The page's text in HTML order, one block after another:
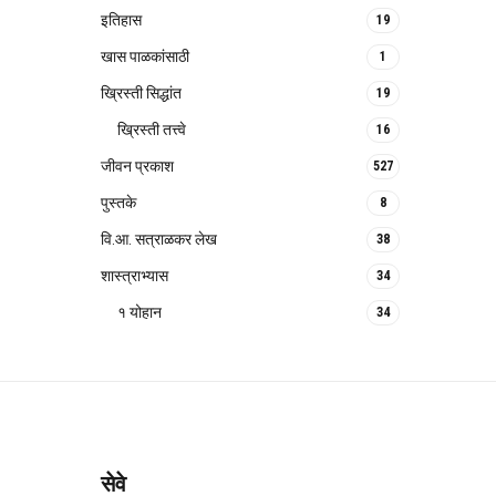
इतिहास 19
खास पाळकांसाठी 1
ख्रिस्ती सिद्धांत 19
ख्रिस्ती तत्त्वे 16
जीवन प्रकाश 527
पुस्तके 8
वि.आ. सत्राळकर लेख 38
शास्त्राभ्यास 34
१ योहान 34
सेवे